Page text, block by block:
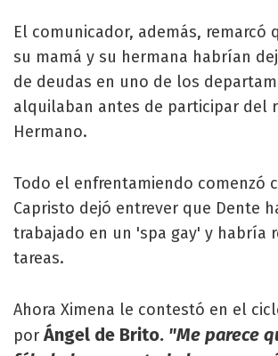
El comunicador, además, remarcó
su mamá y su hermana habrían
de deudas en uno de los
alquilaban antes de participar del
Hermano.
Todo el enfrentamiendo comenzó
Capristo dejó entrever que Dente
trabajado en un 'spa gay' y habría
tareas.
Ahora Ximena le contestó en el
porÁngel de Brito. "Me parece